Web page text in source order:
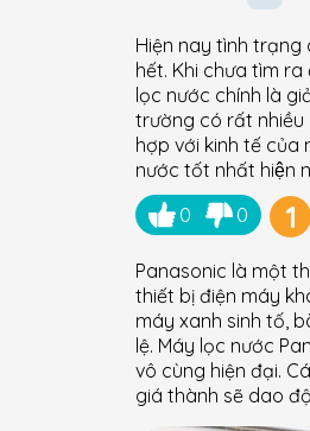
Hiện nay tình
hết. Khi chưa tìm
lọc nước chính là
trường có rất nhiều
hợp với kinh tế của
nước tốt nhất hiện
0
0 1
Panasonic là một
thiết bị điện máy
máy xanh sinh tố,
lệ. Máy lọc nước
vô cùng hiện đại.
giá thành sẽ dao